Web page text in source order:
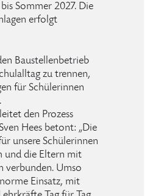
Sommer 2027. Die
erfolgt
Baustellenbetrieb
zu trennen,
für Schülerinnen
den Prozess
Hees betont: „Die
unsere Schülerinnen
und die Eltern mit
verbunden. Umso
Einsatz, mit